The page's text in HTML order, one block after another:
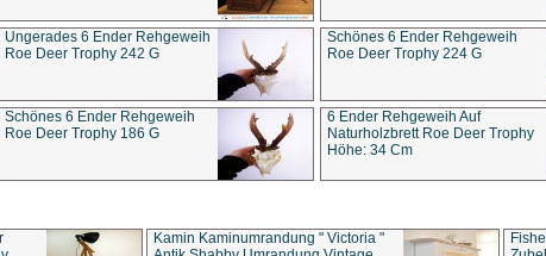
Ungerades 6 Ender Rehgeweih
Roe Deer Trophy 242 G
Schönes 6 Ender Rehgeweih
Roe Deer Trophy 224 G
Schönes 6 Ender Rehgeweih
Roe Deer Trophy 186 G
6 Ender Rehgeweih Auf
Naturholzbrett Roe Deer Trophy
Höhe: 34 Cm
Kamin Kaminumrandung " Victoria "